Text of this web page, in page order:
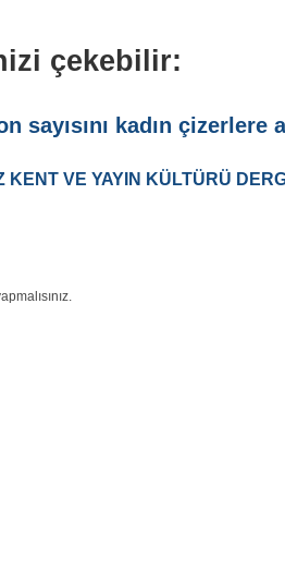
çekebilir:
sayısını kadın çizerlere
KENT VE YAYIN KÜLTÜRÜ